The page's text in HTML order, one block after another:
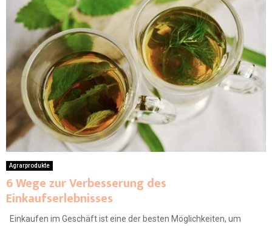
Agrarprodukte
6 Wege zur Verbesserung des
Einkaufserlebnisses
Einkaufen im Geschäft ist eine der besten Möglichkeiten, um